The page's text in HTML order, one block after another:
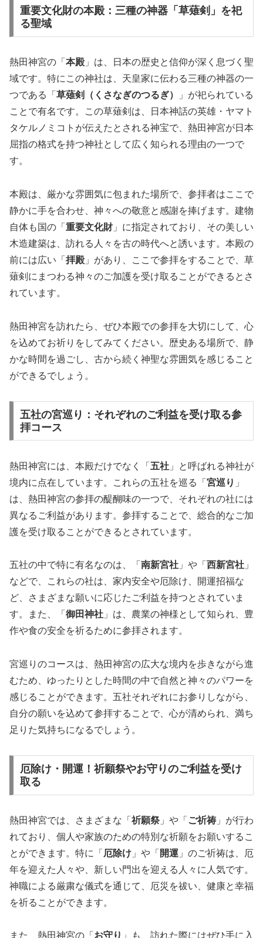
重要文化財の本殿：三種の神器「草薙剣」を祀
る聖域
熱田神宮の「 本殿」は、日本の歴史と信仰が深く息づく聖
域です。特にこの神社は、天皇家に伝わる三種の神器の一
つである「 草薙剣（くさなぎのつるぎ）
」が祀られている
ことで有名です。この草薙剣は、日本神話の英雄・ヤマト
タケルノミコトが伝えたとされる神宝で、熱田神宮が日本
屈指の格式を持つ神社として広く知られる理由の一つで
す。
本殿は、厳かな雰囲気に包まれた場所で、参拝者はここで
静かに手を合わせ、神々への敬意と感謝を捧げます。建物
自体も国の「 重要文化財」に指定されており、その美しい
木造建築は、訪れる人々を古の時代へと誘います。本殿の
前には広い「 拝殿」があり、ここで参拝をすることで、草
薙剣にまつわる神々のご加護を受け取ることができるとさ
れています。
熱田神宮を訪れたら、ぜひ本殿での参拝を大切にして、心
を込めてお祈りをしてみてください。歴史ある場所で、静
かな時間を過ごし、古から続く神聖な雰囲気を感じること
ができるでしょう。
五社の宮巡り：それぞれのご利益を受け取る参
拝コース
熱田神宮には、本殿だけでなく「 五社 」と呼ばれる神社が
境内に点在しています。これらの五社を巡る「 宮巡り 」
は、熱田神宮の参拝の醍醐味の一つで、それぞれの社には
異なるご利益があります。参拝することで、総合的なご加
護を受け取ることができるとされています。
五社の中で特に有名なのは、「 南新宮社 」や「 西新宮社 」
などで、これらの社は、家内安全や厄除け、開運招福な
ど、さまざまな願いに応じたご利益を持つとされていま
す。また、「 御田神社 」は、農業の神様として知られ、豊
作や食の安全を祈るために参拝されます。
宮巡りのコースは、熱田神宮の広大な境内を歩きながら進
むため、ゆったりとした時間の中で自然と神々のパワーを
感じることができます。五社それぞれにお参りしながら、
自分の願いを込めて参拝することで、心が清められ、満ち
足りた気持ちになるでしょう。
厄除け・開運！祈願祭やお守りのご利益を受け
取る
熱田神宮では、さまざまな「 祈願祭 」や「 ご祈祷 」が行わ
れており、個人や家族のための特別な祈願をお願いするこ
とができます。特に「 厄除け 」や「 開運 」のご祈祷は、厄
年を迎えた人々や、新しい門出を迎える人々に人気です。
神職による厳粛な儀式を通じて、厄災を祓い、健康と幸福
を祈ることができます。
また、熱田神宮の「 お守り 」も、訪れた際にはぜひ手に入